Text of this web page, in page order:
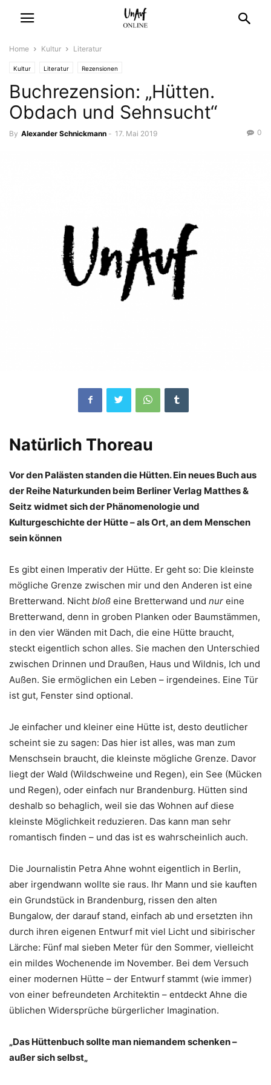
Home Kultur Literatur
Kultur Literatur Rezensionen
Buchrezension: „Hütten.
Obdach und Sehnsucht“
By Alexander Schnickmann - 17. Mai 2019 0
Natürlich Thoreau
Vor den Palästen standen die Hütten. Ein neues Buch aus
der Reihe Naturkunden beim Berliner Verlag Matthes &
Seitz widmet sich der Phänomenologie und
Kulturgeschichte der Hütte – als Ort, an dem Menschen
sein können
Es gibt einen Imperativ der Hütte. Er geht so: Die kleinste
mögliche Grenze zwischen mir und den Anderen ist eine
Bretterwand. Nicht bloß eine Bretterwand und nur eine
Bretterwand, denn in groben Planken oder Baumstämmen,
in den vier Wänden mit Dach, die eine Hütte braucht,
steckt eigentlich schon alles. Sie machen den Unterschied
zwischen Drinnen und Draußen, Haus und Wildnis, Ich und
Außen. Sie ermöglichen ein Leben – irgendeines. Eine Tür
ist gut, Fenster sind optional.
Je einfacher und kleiner eine Hütte ist, desto deutlicher
scheint sie zu sagen: Das hier ist alles, was man zum
Menschsein braucht, die kleinste mögliche Grenze. Davor
liegt der Wald (Wildschweine und Regen), ein See (Mücken
und Regen), oder einfach nur Brandenburg. Hütten sind
deshalb so behaglich, weil sie das Wohnen auf diese
kleinste Möglichkeit reduzieren. Das kann man sehr
romantisch finden – und das ist es wahrscheinlich auch.
Die Journalistin Petra Ahne wohnt eigentlich in Berlin,
aber irgendwann wollte sie raus. Ihr Mann und sie kauften
ein Grundstück in Brandenburg, rissen den alten
Bungalow, der darauf stand, einfach ab und ersetzten ihn
durch ihren eigenen Entwurf mit viel Licht und sibirischer
Lärche: Fünf mal sieben Meter für den Sommer, vielleicht
ein mildes Wochenende im November. Bei dem Versuch
einer modernen Hütte – der Entwurf stammt (wie immer)
von einer befreundeten Architektin – entdeckt Ahne die
üblichen Widersprüche bürgerlicher Imagination.
„Das Hüttenbuch sollte man niemandem schenken –
außer sich selbst„